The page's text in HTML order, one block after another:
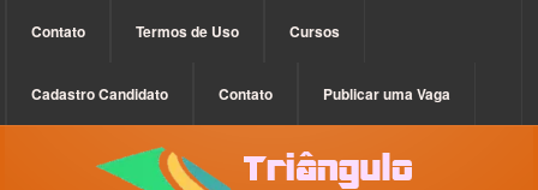
Contato Termos de Uso Cursos
Cadastro Candidato Contato Publicar uma Vaga